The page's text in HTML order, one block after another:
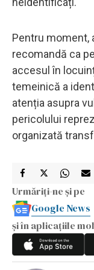
Pentru moment,
recomandă ca
accesul în
temeinică a
atenția asupra
pericolului
organizată
Urmăriți-ne și pe
Google News
și în aplicațiile